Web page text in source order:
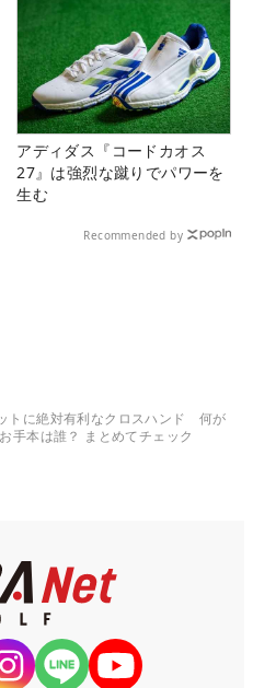
アディダス『コードカオス
27』は強烈な蹴りでパワーを
生む
Recommended by
トに絶対有利なクロスハンド 何が
手本は誰？ まとめてチェック